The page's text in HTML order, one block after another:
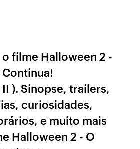
filme Halloween 2 -
). Sinopse, trailers,
curiosidades,
e muito mais
Halloween 2 - O